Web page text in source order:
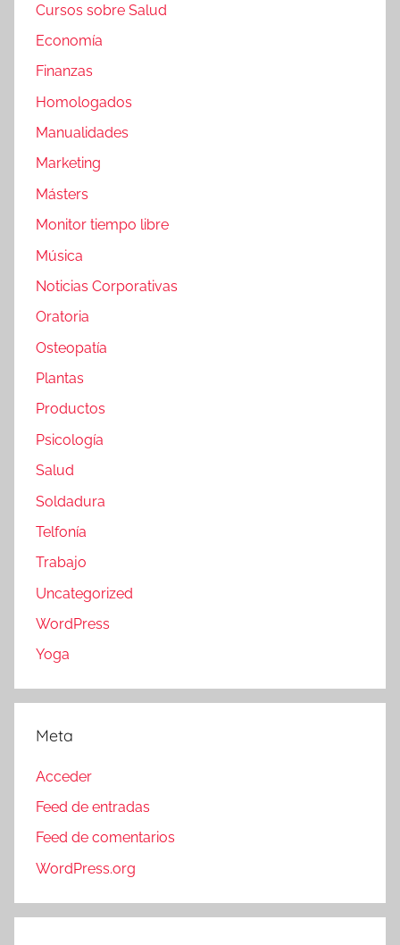
Cursos sobre Salud
Economía
Finanzas
Homologados
Manualidades
Marketing
Másters
Monitor tiempo libre
Música
Noticias Corporativas
Oratoria
Osteopatía
Plantas
Productos
Psicología
Salud
Soldadura
Telfonía
Trabajo
Uncategorized
WordPress
Yoga
Meta
Acceder
Feed de entradas
Feed de comentarios
WordPress.org